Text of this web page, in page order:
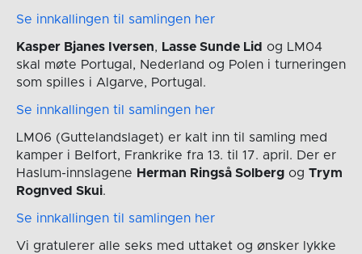
Se innkallingen til samlingen her
Kasper Bjanes Iversen, Lasse Sunde Lid og LM04
skal møte Portugal, Nederland og Polen i turneringen
som spilles i Algarve, Portugal.
Se innkallingen til samlingen her
LM06 (Guttelandslaget) er kalt inn til samling med
kamper i Belfort, Frankrike fra 13. til 17. april. Der er
Haslum-innslagene Herman Ringså Solbergog Trym
Rognved Skui.
Se innkallingen til samlingen her
Vi gratulerer alle seks med uttaket og ønsker lykke